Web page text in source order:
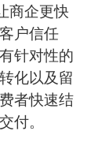
商企更快
户信任
针对性的
化以及留
者快速结
付。